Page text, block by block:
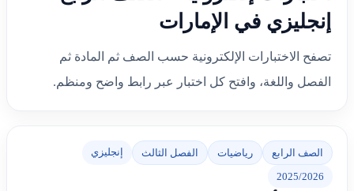
إنجليزي في الإمارات
تصفح الاختبارات الإلكترونية حسب الصف ثم المادة ثم
الفصل واللغة، وافتح كل اختبار عبر رابط واضح ومنظم.
الصف الرابع رياضيات الفصل الثالث إنجليزي
2025/2026